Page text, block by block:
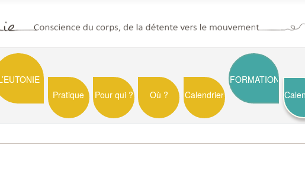
Pratique
Pour qui ? Où ? Calendrier
FORMATION